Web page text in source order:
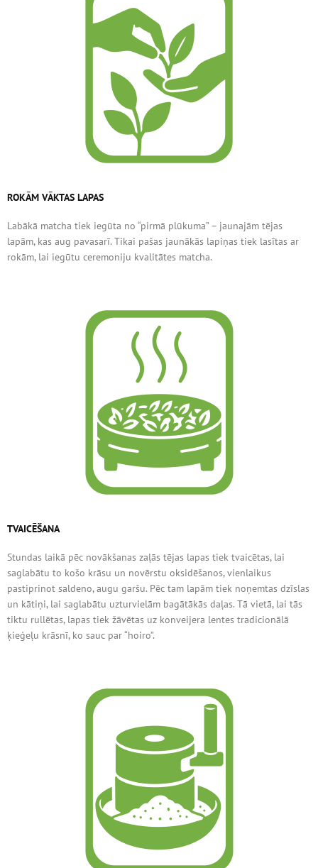
ROKĀM VĀKTAS LAPAS
Labākā matcha tiek iegūta no “pirmā plūkuma” – jaunajām tējas
lapām, kas aug pavasarī. Tikai pašas jaunākās lapiņas tiek lasītas ar
rokām, lai iegūtu ceremoniju kvalitātes matcha.
TVAICĒŠANA
Stundas laikā pēc novākšanas zaļās tējas lapas tiek tvaicētas, lai
saglabātu to košo krāsu un novērstu oksidēšanos, vienlaikus
pastiprinot saldeno, augu garšu. Pēc tam lapām tiek noņemtas dzīslas
un kātiņi, lai saglabātu uzturvielām bagātākās daļas. Tā vietā, lai tās
tiktu rullētas, lapas tiek žāvētas uz konveijera lentes tradicionālā
ķieģeļu krāsnī, ko sauc par “hoiro”.